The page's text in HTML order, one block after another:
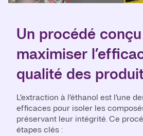
Un procédé
maximiser
qualité des
L’extraction à l’éthanol est l’une
efficaces pour isoler les
préservant leur intégrité. Ce
étapes clés :